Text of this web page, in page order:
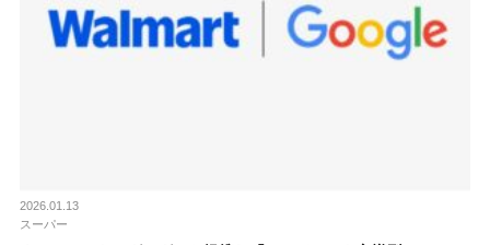
2026.01.13
スーパー